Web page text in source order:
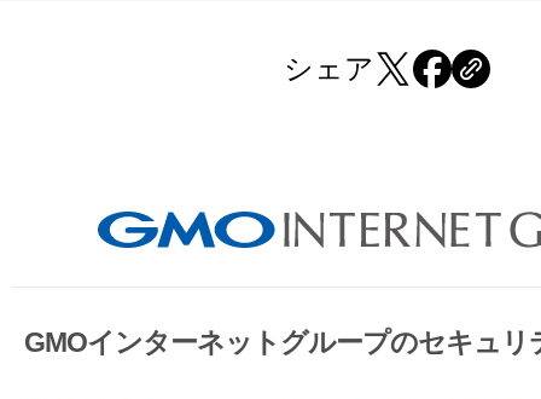
シェア
GMOインターネットグループのセキュリ